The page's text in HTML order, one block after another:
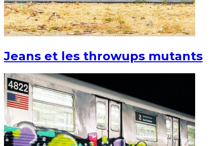
Jeans et les throwups mutants